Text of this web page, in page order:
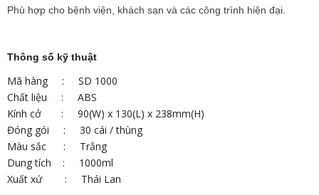
Phù hợp cho bệnh viện, khách sạn và các công trình hiện đại.
Thông số kỹ thuật
Mã hàng : SD 1000
Chất liệu : ABS
Kính cở : 90(W) x 130(L) x 238mm(H)
Đóng gói : 30 cái / thùng
Màu sắc : Trắng
Dung tích : 1000ml
Xuất xứ : Thái Lan